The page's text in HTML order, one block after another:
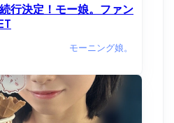
行決定！モー娘。ファン
モーニング娘。